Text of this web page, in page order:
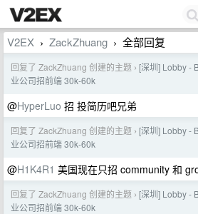
V2EX › ZackZhuang › 全部回复
回复了 ZackZhuang 创建的主题 › [深圳] Lobby -
业公司招前端 30k-60k
@HyperLuo 招 投简历吧兄弟
回复了 ZackZhuang 创建的主题 › [深圳] Lobby -
业公司招前端 30k-60k
@H1K4R1 美国现在只招 community 和
回复了 ZackZhuang 创建的主题 › [深圳] Lobby -
业公司招前端 30k-60k